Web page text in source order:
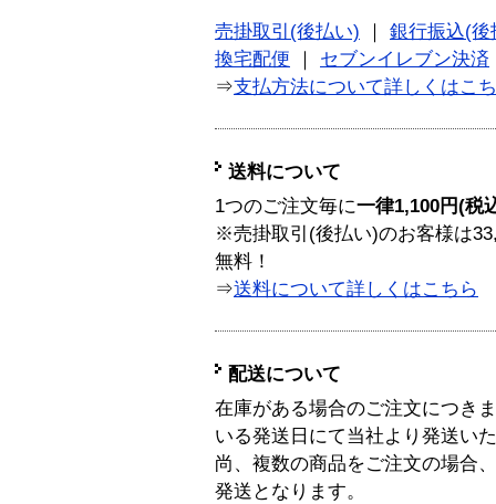
売掛取引(後払い)
銀行振込(後
換宅配便
セブンイレブン決済
⇒支払方法について詳しくはこ
送料について
1つのご注文毎に一律1,100円(税
※売掛取引(後払い)のお客様は
無料！
⇒送料について詳しくはこちら
配送について
在庫がある場合のご注文につき
いる発送日にて当社より発送い
尚、複数の商品をご注文の場合
発送となります。